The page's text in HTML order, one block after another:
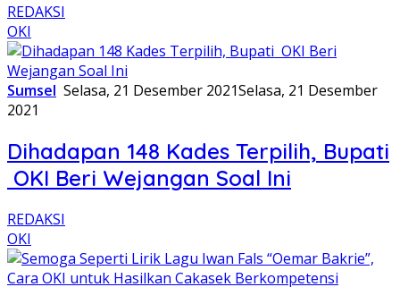
REDAKSI
OKI
Sumsel Selasa, 21 Desember 2021Selasa, 21 Desember
2021
Dihadapan 148 Kades Terpilih, Bupati
OKI Beri Wejangan Soal Ini
REDAKSI
OKI